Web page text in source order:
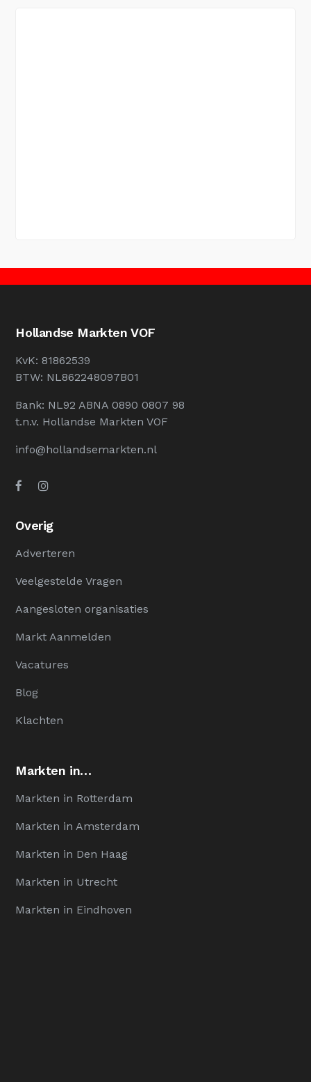
Hollandse Markten VOF
KvK: 81862539
BTW: NL862248097B01
Bank: NL92 ABNA 0890 0807 98
t.n.v. Hollandse Markten VOF
info@hollandsemarkten.nl
Overig
Adverteren
Veelgestelde Vragen
Aangesloten organisaties
Markt Aanmelden
Vacatures
Blog
Klachten
Markten in…
Markten in Rotterdam
Markten in Amsterdam
Markten in Den Haag
Markten in Utrecht
Markten in Eindhoven